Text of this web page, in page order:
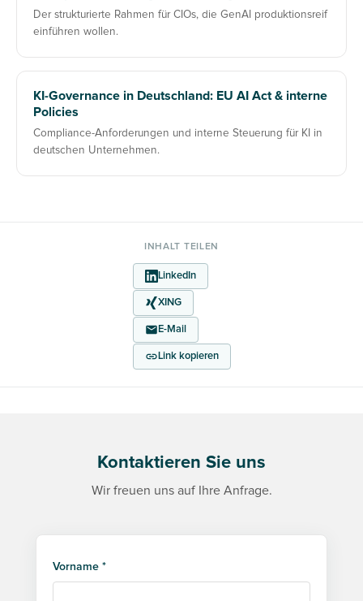
Der strukturierte Rahmen für CIOs, die GenAI produktionsreif
einführen wollen.
KI-Governance in Deutschland: EU AI Act & interne
Policies
Compliance-Anforderungen und interne Steuerung für KI in
deutschen Unternehmen.
INHALT TEILEN
LinkedIn
XING
E-Mail
Link kopieren
Kontaktieren Sie uns
Wir freuen uns auf Ihre Anfrage.
Vorname *